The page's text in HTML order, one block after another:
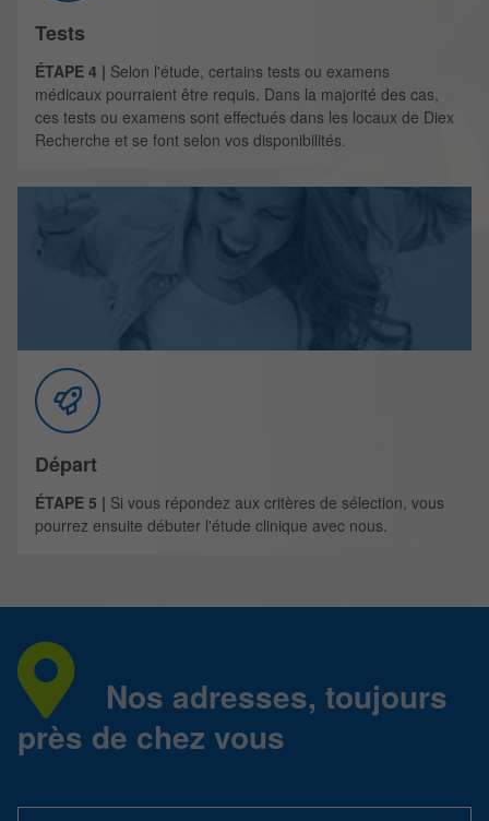
Tests
ÉTAPE 4 | Selon l'étude, certains tests ou examens
médicaux pourraient être requis. Dans la majorité des cas,
ces tests ou examens sont effectués dans les locaux de Diex
Recherche et se font selon vos disponibilités.
Départ
ÉTAPE 5 | Si vous répondez aux critères de sélection, vous
pourrez ensuite débuter l'étude clinique avec nous.
Nos adresses, toujours
près de chez vous